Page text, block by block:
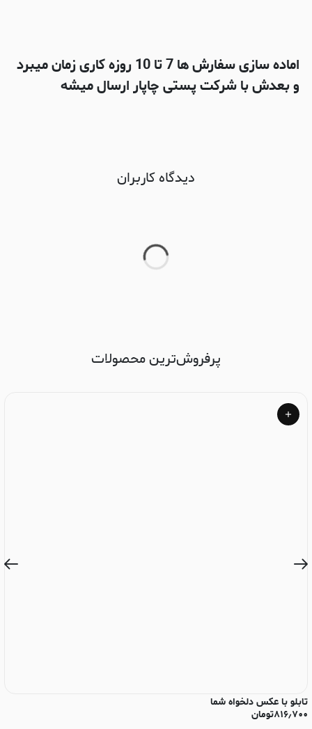
اماده سازی سفارش ها 7 تا 10 روزه کاری زمان میبرد
و بعدش با شرکت پستی چاپار ارسال میشه
دیدگاه کاربران
پرفروش‌ترین محصولات
تابلو با عکس دلخواه شما
۸۱۶٫۷۰۰تومان